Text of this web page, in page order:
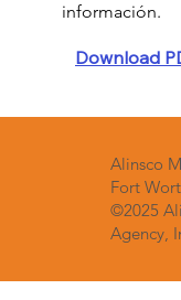
información.
Download
Alinsco
Fort
©2025
Agency,